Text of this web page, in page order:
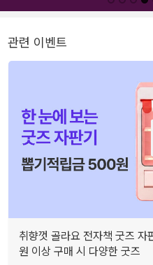
관련 이벤트
취향껏 골라요 전자책 굿즈 자
원 이상 구매 시 다양한 굿즈